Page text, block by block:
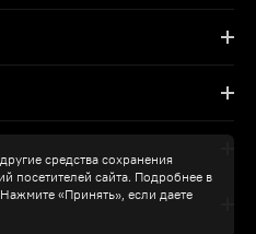
средства сохранения
посетителей сайта. Подробнее в
«Принять», если даете